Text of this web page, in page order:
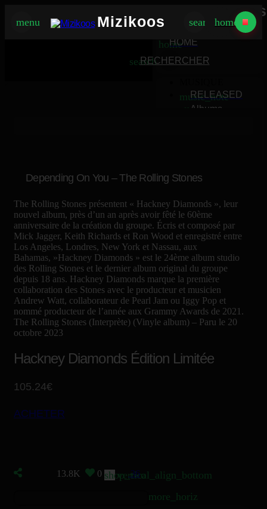
Mizikoos
MIZIKOOS
homeHOME
search
RECHERCHER
music_note
RELEASED
album
Albums
menu Mizikoos searchhome
Depending On You – The Rolling Stones
The Rolling Stones présentent « Hackney Diamonds », leur
nouvel album, près d’un an après avoir fêté le 60ème
anniversaire de la création du groupe. Écris et composé par
Mick Jagger, Keith Richards et Ron Wood et enregistré entre
Los Angeles, Londres, New York et Nassau, aux
Bahamas, »Hackney Diamonds » est le 24ème album studio
des Rolling Stones et le dernier album original du groupe
depuis 18 ans. Hackney Diamonds marque la première
collaboration des Stones avec le producteur et musicien
Andrew Watt, collaborateur de Pearl Jam ou Iggy Pop et
nommé producteur de l’année aux Grammy Awards de 2021.
The Rolling Stones (Interprète) (Vinyle album) – Paru le 20
octobre 2023
Hackney Diamonds Édition Limitée
105.24€
ACHETER
13.8K 0 shop_two
vertical_align_bottom
36
more_horiz